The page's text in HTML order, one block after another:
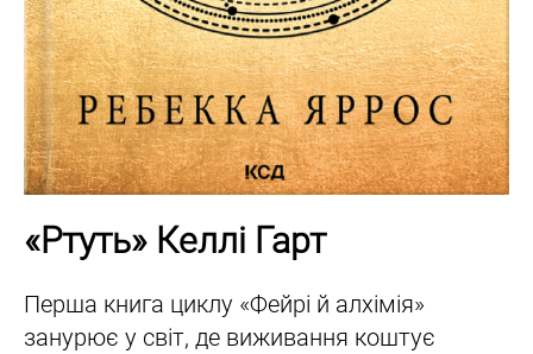
«Ртуть» Келлі Гарт
Перша книга циклу «Фейрі й алхімія»
занурює у світ, де виживання коштує